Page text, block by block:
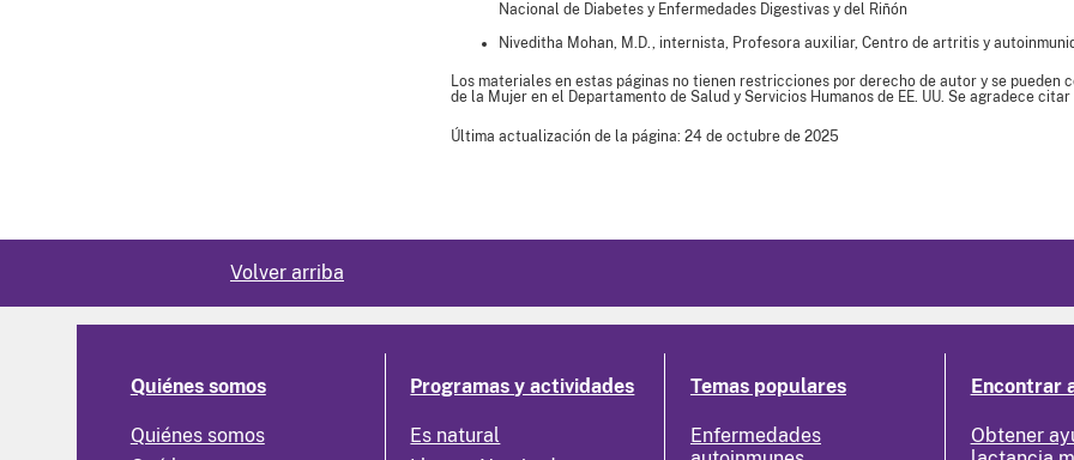
Nacional de Diabetes y Enfermedades Digestivas y del Riñón
Niveditha Mohan, M.D., internista, Profesora auxiliar, Centro de artritis y
Los materiales en estas páginas no tienen restricciones por derecho de autor y se
de la Mujer en el Departamento de Salud y Servicios Humanos de EE. UU. Se agradece
Última actualización de la página: 24 de octubre de 2025
Volver arriba
Quiénes somos
Quiénes somos
Programas y actividades
Es natural
Temas populares
Enfermedades
Encontrar
Obtener